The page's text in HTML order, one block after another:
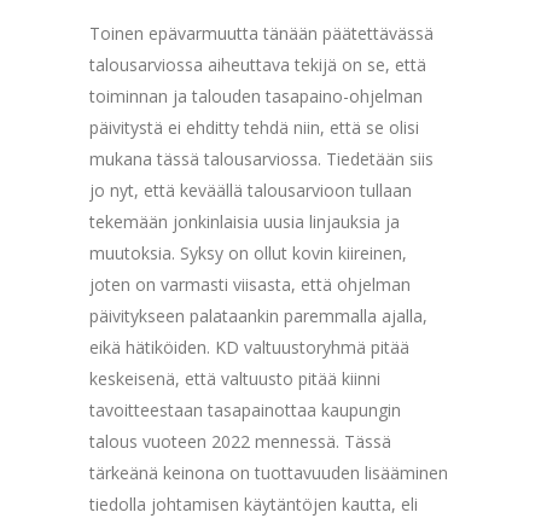
Toinen epävarmuutta tänään päätettävässä
talousarviossa aiheuttava tekijä on se, että
toiminnan ja talouden tasapaino-ohjelman
päivitystä ei ehditty tehdä niin, että se olisi
mukana tässä talousarviossa. Tiedetään siis
jo nyt, että keväällä talousarvioon tullaan
tekemään jonkinlaisia uusia linjauksia ja
muutoksia. Syksy on ollut kovin kiireinen,
joten on varmasti viisasta, että ohjelman
päivitykseen palataankin paremmalla ajalla,
eikä hätiköiden. KD valtuustoryhmä pitää
keskeisenä, että valtuusto pitää kiinni
tavoitteestaan tasapainottaa kaupungin
talous vuoteen 2022 mennessä. Tässä
tärkeänä keinona on tuottavuuden lisääminen
tiedolla johtamisen käytäntöjen kautta, eli